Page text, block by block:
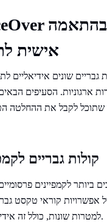
אישית
גבריים שונים אידיאליים
ארגוניות. הסעיפים
לקבל את ההחלטה
קולות גבריים
ביותר לקמפיינים
למטרות שונות, כולל זה אידיאלי עבור מסעות פרסום.